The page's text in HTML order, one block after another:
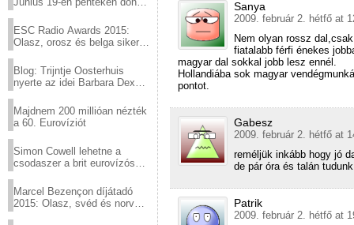
ESC Radio Awards 2015:
Olasz, orosz és belga siker,
Blog: Trijntje Oosterhuis
nyerte az idei Barbara Dex
Majdnem 200 millióan nézték
a 60. Eurovíziót
Simon Cowell lehetne a
csodaszer a brit eurovízós
Marcel Bezençon díjátadó
2015: Olasz, svéd és norvég
Sanya
2009. február 2. hétfő at
Nem olyan rossz
fiatalabb férfi énekes
magyar dal sokkal jobb lesz ennél.
Hollandiába sok magyar
pontot.
Gabesz
2009. február 2. hétfő at
reméljük inkább hogy jó
de pár óra és talán
Patrik
2009. február 2. hétfő at